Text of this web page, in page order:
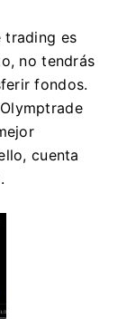
trading es
no tendrás
fondos.
cuenta